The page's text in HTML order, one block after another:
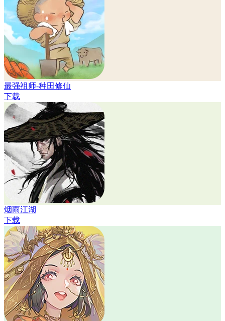
最强祖师-种田修仙
下载
烟雨江湖
下载